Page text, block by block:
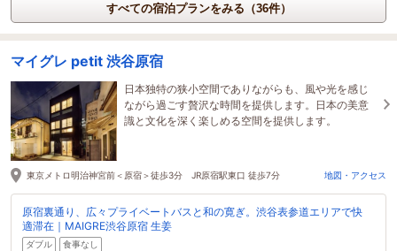
すべての宿泊プランをみる（36件）
マイグレ petit 渋谷原宿
日本独特の狭小空間でありながらも、風や光を感じ
ながら過ごす贅沢な時間を提供します。日本の美意
識と文化を深く楽しめる空間を提供します。
東京メトロ明治神宮前＜原宿＞徒歩3分 JR原宿駅東口 徒歩7分 地図・アクセス
原宿裏通り、広々プライベートバスと和の寛ぎ。渋谷表参道エリアで快
適滞在｜MAIGRE渋谷原宿 生姜
ダブル 食事なし